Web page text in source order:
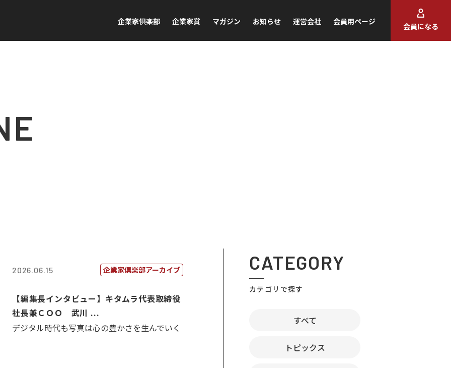
企業家倶楽部 企業家賞 マガジン お知らせ 運営会社 会員用ページ
会員になる
2026.06.15 企業家倶楽部アーカイブ
【編集長インタビュー】キタムラ代表取締役
社長兼ＣＯＯ 武川 ...
デジタル時代も写真は心の豊かさを生んでいく
CATEGORY
カテゴリで探す
すべて
トピックス